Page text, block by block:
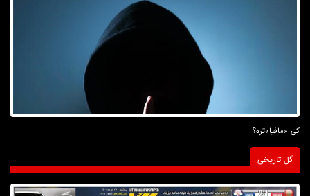
کی «مافیا»تره؟
گل تاریخی